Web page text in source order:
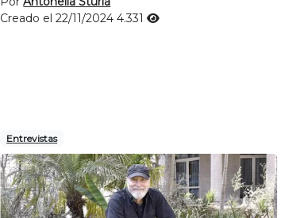
Creado el 22/11/20244.331
Entrevistas